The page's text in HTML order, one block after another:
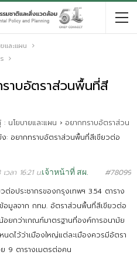
และแผน
าบอัตราส่วนพื้นที่สี
: นโยบายและแผน › อยากทราบอัตราส่วน
: อยากทราบอัตราส่วนพื้นที่สีเขียวต่อ
เจ้าหน้าที่ สผ.
วลา 16:21 น.
#78099
ต่อประชากรของกรุงเทพฯ 3.54 ตาราง
อมูลจาก กทม. อัตราส่วนพื้นที่สีเขียวต่อ
อยกว่าเกณฑ์มาตรฐานที่องค์การอนามัย
ดไว้ว่าเมืองใหญ่แต่ละเมืองควรมีอัตรา
9 ตารางเมตรต่อคน